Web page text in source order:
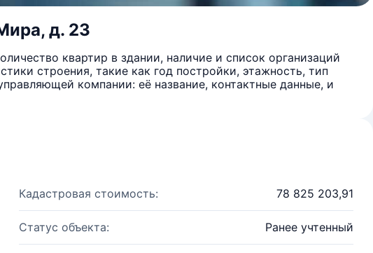
д. 23
квартир в здании, наличие и список организаций
строения, такие как год постройки, этажность, тип
компании: её название, контактные данные, и
Кадастровая стоимость: 78 825 203,91
Статус объекта: Ранее учтенный